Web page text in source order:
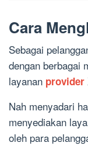
Cara
Sebagai
dengan berbagai
layanan provider
Nah menyadari
menyediakan
oleh para